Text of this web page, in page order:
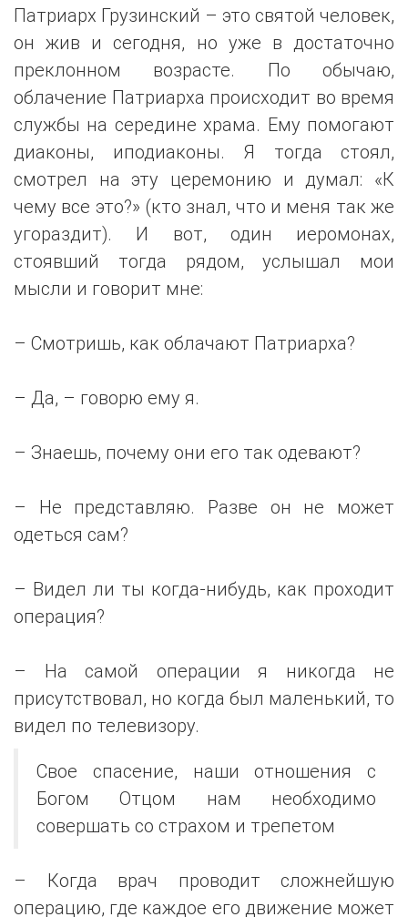
Патриарх Грузинский – это святой человек,
он жив и сегодня, но уже в достаточно
преклонном возрасте. По обычаю,
облачение Патриарха происходит во время
службы на середине храма. Ему помогают
диаконы, иподиаконы. Я тогда стоял,
смотрел на эту церемонию и думал: «К
чему все это?» (кто знал, что и меня так же
угораздит). И вот, один иеромонах,
стоявший тогда рядом, услышал мои
мысли и говорит мне:
– Смотришь, как облачают Патриарха?
– Да, – говорю ему я.
– Знаешь, почему они его так одевают?
– Не представляю. Разве он не может
одеться сам?
– Видел ли ты когда-нибудь, как проходит
операция?
– На самой операции я никогда не
присутствовал, но когда был маленький, то
видел по телевизору.
Свое спасение, наши отношения с
Богом Отцом нам необходимо
совершать со страхом и трепетом
– Когда врач проводит сложнейшую
операцию, где каждое его движение может